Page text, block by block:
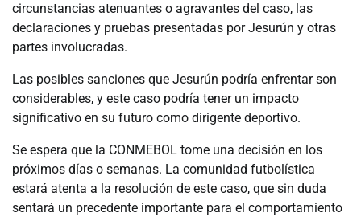
circunstancias atenuantes o agravantes del caso, las
declaraciones y pruebas presentadas por Jesurún y otras
partes involucradas.
Las posibles sanciones que Jesurún podría enfrentar son
considerables, y este caso podría tener un impacto
significativo en su futuro como dirigente deportivo.
Se espera que la CONMEBOL tome una decisión en los
próximos días o semanas. La comunidad futbolística
estará atenta a la resolución de este caso, que sin duda
sentará un precedente importante para el comportamiento